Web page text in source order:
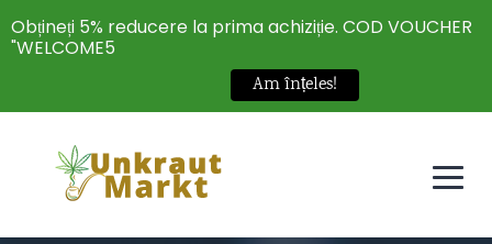
Obțineți 5% reducere la prima achiziție. COD VOUCHER
"WELCOME5
Am înțeles!